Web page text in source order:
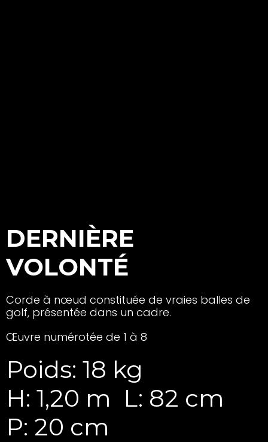
DERNIÈRE
VOLONTÉ
Corde à nœud constituée de vraies balles de
golf, présentée dans un cadre.
Œuvre numérotée de 1 à 8
Poids: 18 kg
H: 1,20 m L: 82 cm
P: 20 cm